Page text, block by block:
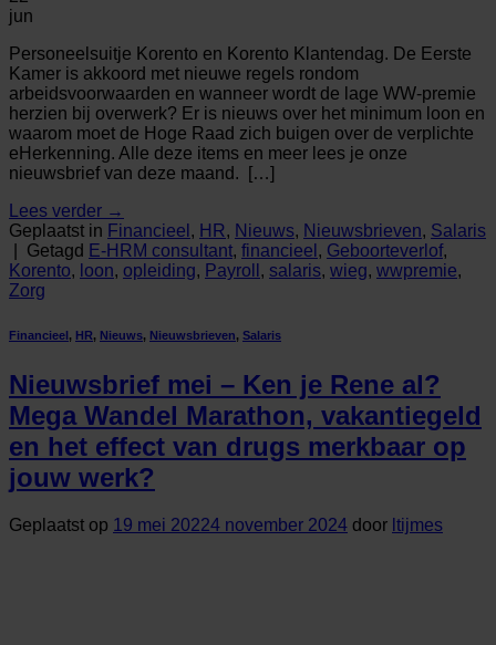
jun
Personeelsuitje Korento en Korento Klantendag. De Eerste
Kamer is akkoord met nieuwe regels rondom
arbeidsvoorwaarden en wanneer wordt de lage WW-premie
herzien bij overwerk? Er is nieuws over het minimum loon en
waarom moet de Hoge Raad zich buigen over de verplichte
eHerkenning. Alle deze items en meer lees je onze
nieuwsbrief van deze maand. […]
Lees verder →
Geplaatst in Financieel , HR, Nieuws, Nieuwsbrieven, Salaris
Getagd E-HRM consultant, financieel , Geboorteverlof,
Korento, loon, opleiding, Payroll , salaris, wieg, wwpremie,
Zorg
Financieel, HR, Nieuws, Nieuwsbrieven, Salaris
Nieuwsbrief mei – Ken je Rene al?
Mega Wandel Marathon, vakantiegeld
en het effect van drugs merkbaar op
jouw werk?
Geplaatst op 19 mei 20224 november 2024 door ltijmes